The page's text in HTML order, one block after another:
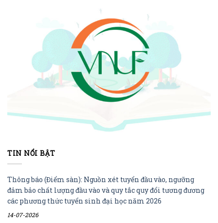
TIN NỔI BẬT
Thông báo (Điểm sàn): Nguồn xét tuyển đầu vào, ngưỡng
đảm bảo chất lượng đầu vào và quy tắc quy đổi tương đương
các phương thức tuyển sinh đại học năm 2026
14-07-2026